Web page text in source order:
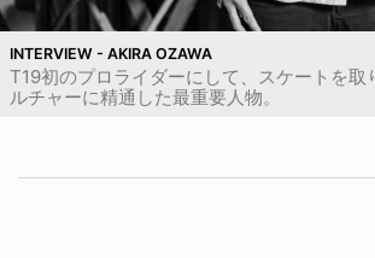
INTERVIEW - AKIRA OZAWA
T19初のプロライダーにして、スケートを取
ルチャーに精通した最重要人物。